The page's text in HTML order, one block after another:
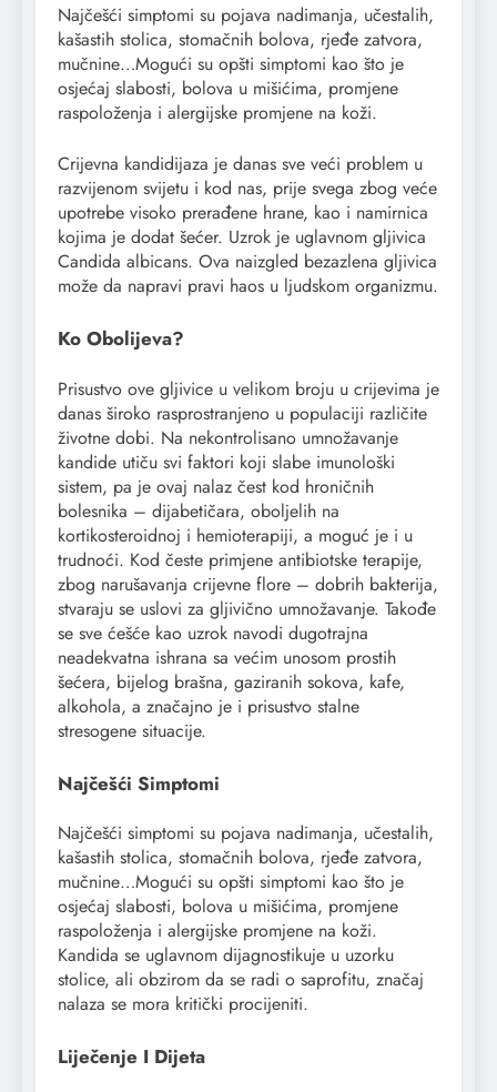
Najčešći simptomi su pojava nadimanja, učestalih,
kašastih stolica, stomačnih bolova, rjeđe zatvora,
mučnine…Mogući su opšti simptomi kao što je
osjećaj slabosti, bolova u mišićima, promjene
raspoloženja i alergijske promjene na koži.
Crijevna kandidijaza je danas sve veći problem u
razvijenom svijetu i kod nas, prije svega zbog veće
upotrebe visoko prerađene hrane, kao i namirnica
kojima je dodat šećer. Uzrok je uglavnom gljivica
Candida albicans. Ova naizgled bezazlena gljivica
može da napravi pravi haos u ljudskom organizmu.
Ko Obolijeva?
Prisustvo ove gljivice u velikom broju u crijevima je
danas široko rasprostranjeno u populaciji različite
životne dobi. Na nekontrolisano umnožavanje
kandide utiču svi faktori koji slabe imunološki
sistem, pa je ovaj nalaz čest kod hroničnih
bolesnika – dijabetičara, oboljelih na
kortikosteroidnoj i hemioterapiji, a moguć je i u
trudnoći. Kod česte primjene antibiotske terapije,
zbog narušavanja crijevne flore – dobrih bakterija,
stvaraju se uslovi za gljivično umnožavanje. Takođe
se sve ćešće kao uzrok navodi dugotrajna
neadekvatna ishrana sa većim unosom prostih
šećera, bijelog brašna, gaziranih sokova, kafe,
alkohola, a značajno je i prisustvo stalne
stresogene situacije.
Najčešći Simptomi
Najčešći simptomi su pojava nadimanja, učestalih,
kašastih stolica, stomačnih bolova, rjeđe zatvora,
mučnine…Mogući su opšti simptomi kao što je
osjećaj slabosti, bolova u mišićima, promjene
raspoloženja i alergijske promjene na koži.
Kandida se uglavnom dijagnostikuje u uzorku
stolice, ali obzirom da se radi o saprofitu, značaj
nalaza se mora kritički procijeniti.
Liječenje I Dijeta